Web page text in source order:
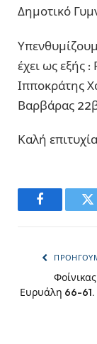
Δημοτικό
έχει ως εξής
Ιπποκράτης
Βαρβάρας
Καλή
Facebook
Ευρυάλη 66-61.